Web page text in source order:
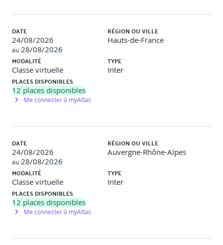
Atelier pratique: Élaboration d’un mini-plan SMSI pour
Sécurité de l’utilisateur et posture défensive
Sensibilisation à la cybersécurité : leviers de
communication
Ingénierie sociale : tactiques et contremesures
Détection et remontée d’incidents par les utilisateurs
Rôles des RH, managers et collaborateurs dans l’hygiène
numérique
[Jour 3 – Matin]
DATE
24/08/2026
au 28/08/2026
RÉGION OU VILLE
Hauts-de-France
MODALITÉ
Classe virtuelle
TYPE
Inter
PLACES DISPONIBLES
12 places disponibles
Me connecter à myAtlas
DATE
24/08/2026
au 28/08/2026
RÉGION OU VILLE
Auvergne-Rhône-Alpes
MODALITÉ
Classe virtuelle
TYPE
Inter
PLACES DISPONIBLES
12 places disponibles
Me connecter à myAtlas